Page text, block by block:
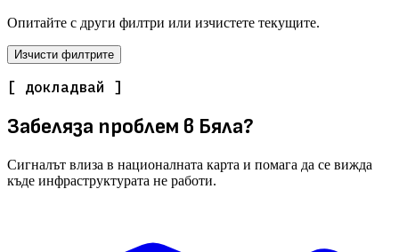
Опитайте с други филтри или изчистете текущите.
Изчисти филтрите
[ докладвай ]
Забеляза проблем в Бяла?
Сигналът влиза в националната карта и помага да се вижда
къде инфраструктурата не работи.